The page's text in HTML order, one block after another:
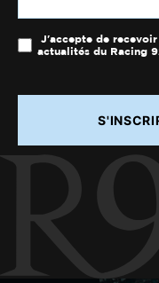
J'accepte de
actualités du Racing